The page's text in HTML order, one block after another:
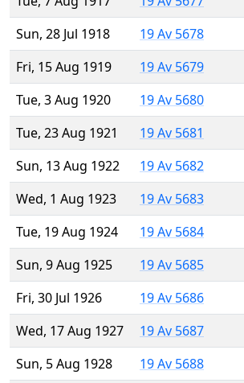
Sun, 28 Jul 1918
19 Av 5678
Fri, 15 Aug 1919
19 Av 5679
Tue, 3 Aug 1920
19 Av 5680
Tue, 23 Aug 1921
19 Av 5681
Sun, 13 Aug 1922
19 Av 5682
Wed, 1 Aug 1923
19 Av 5683
Tue, 19 Aug 1924
19 Av 5684
Sun, 9 Aug 1925
19 Av 5685
Fri, 30 Jul 1926
19 Av 5686
Wed, 17 Aug 1927
19 Av 5687
Sun, 5 Aug 1928
19 Av 5688